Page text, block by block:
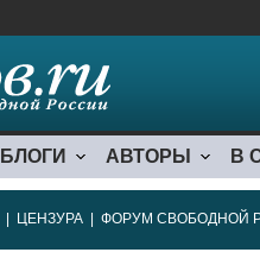
БЛОГИ АВТОРЫ В
ЦЕНЗУРА ФОРУМ СВОБОДНОЙ